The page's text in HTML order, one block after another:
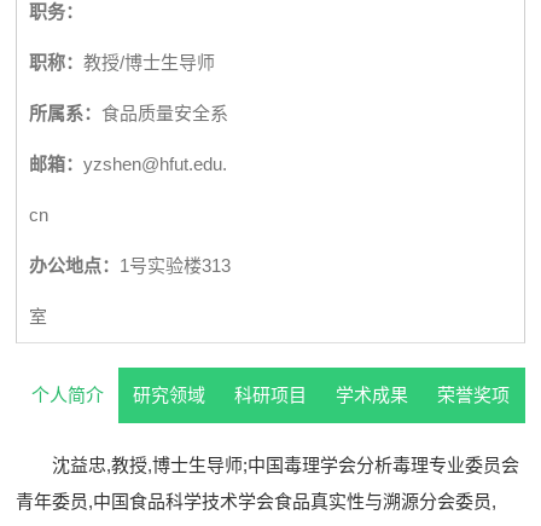
职务：
职称：教授/博士生导师
所属系：食品质量安全系
邮箱：yzshen@hfut.edu.
cn
办公地点： 1号实验楼313
室
个人简介 研究领域 科研项目 学术成果 荣誉奖项
沈益忠,教授,博士生导师;中国毒理学会分析毒理专业委员会
青年委员,中国食品科学技术学会食品真实性与溯源分会委员,